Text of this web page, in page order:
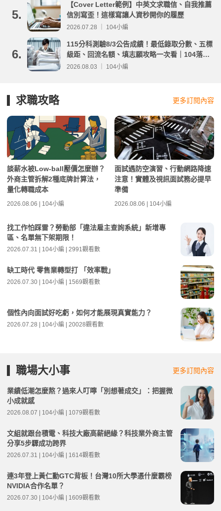
5.
【Cover Letter範例】中英文求職信、自我推薦
信別寫歪！這樣寫讓人資秒開你的履歷
2026.07.28 ｜ 104小編
6.
115分科測驗8/3公告成績！最低錄取分數、五標
級距、回流名額、填志願攻略一次看｜104落點
分析
2026.08.03 ｜ 104小編
求職攻略 更多訂閱內容
談薪水被Low-ball壓價怎麼辦？
外商主管拆解2種底牌計算法，
量化轉職成本
2026.08.06 | 104小編
面試遇防空演習、行動網路降速
注意！實體及視訊面試務必提早
準備
2026.08.06 | 104小編
找工作怕踩雷？勞動部「違法雇主查詢系統」新增專
區、名單無下架期限！
2026.07.31 | 104小編 | 2991觀看數
缺工時代 零售業轉型打 「效率戰」
2026.07.30 | 104小編 | 1569觀看數
個性內向面試好吃虧，如何才能展現真實能力？
2026.07.28 | 104小編 | 20028觀看數
職場大小事 更多訂閱內容
業績低潮怎麼熬？過來人叮嚀「別想著成交」：把握微
小成就感
2026.08.07 | 104小編 | 1079觀看數
文組就跟台積電、科技大廠高薪絕緣？科技業外商主管
分享5步驟成功跨界
2026.07.31 | 104小編 | 1614觀看數
連3年登上黃仁勳GTC背板！台灣10所大學憑什麼霸榜
NVIDIA合作名單？
2026.07.30 | 104小編 | 1609觀看數